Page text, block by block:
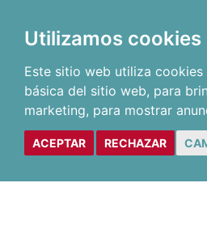
Utilizamos cookies
Este sitio web utiliza
básica del sitio web, para
marketing, para mostrar
ACEPTAR RECHAZAR